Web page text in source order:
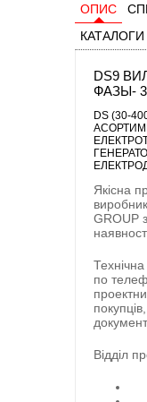
ОПИС
КАТАЛОГИ
DS9
ФАЗЫ-
DS (30-
Якісна
GROUP
Технічна
по
Відділ